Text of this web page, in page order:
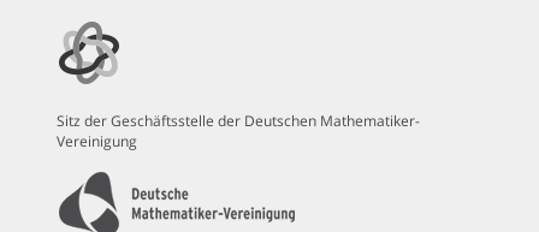
Sitz der Geschäftsstelle der Deutschen Mathematiker-
Vereinigung